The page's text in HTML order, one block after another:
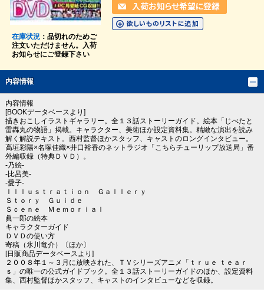
在庫状況：品切れのためご
注文いただけません。入荷
お知らせにご登録下さい
内容情報
内容情報
[BOOKデータベースより]
描きおこしイラストギャラリー。全１３話ストーリーガイド。絵本「じべたと
雷轟丸の物語」掲載。キャラクター、美術ほか設定資料集。精緻な演出を読み
解く解説テキスト。西村監督ほかスタッフ、キャストのロングインタビュー。
高垣彩陽×名塚佳織×井口裕香のネットラジオ「こちらチューリップ放送局」番
外編収録（特典ＤＶＤ）。
‐乃絵‐
‐比呂美‐
‐愛子‐
Ｉｌｌｕｓｔｒａｔｉｏｎ Ｇａｌｌｅｒｙ
Ｓｔｏｒｙ Ｇｕｉｄｅ
Ｓｃｅｎｅ Ｍｅｍｏｒｉａｌ
眞一郎の絵本
キャラクターガイド
ＤＶＤの使い方
寄稿（氷川竜介）〔ほか〕
[日販商品データベースより]
２００８年１～３月に放映された、ＴＶシリーズアニメ「ｔｒｕｅ ｔｅａｒ
ｓ」の唯一の公式ガイドブック。全１３話ストーリーガイドのほか、設定資料
集、西村監督ほかスタッフ、キャストのインタビューなどを収録。